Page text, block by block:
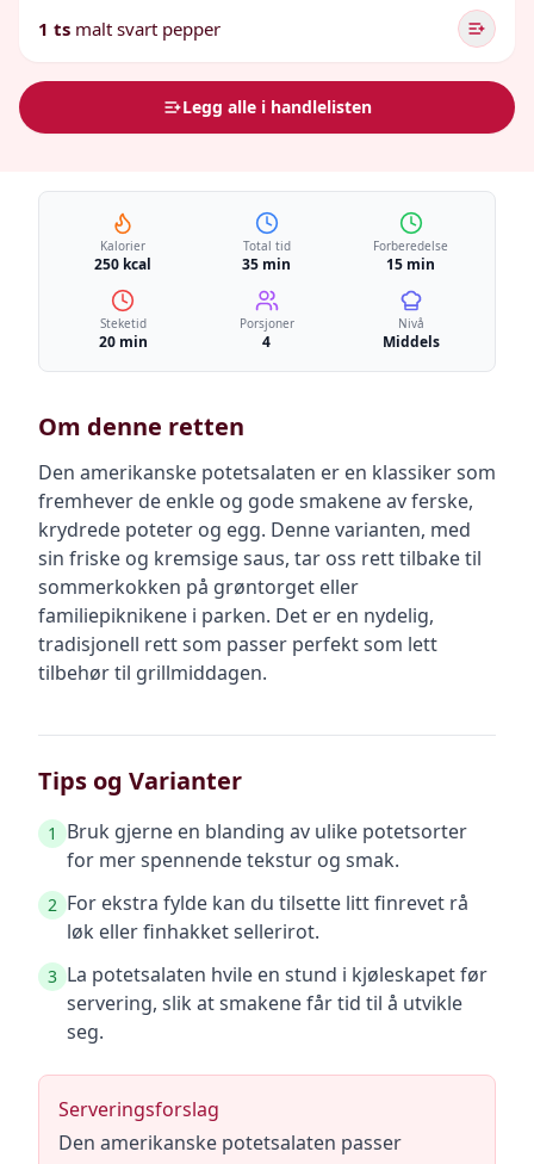
1 ts malt svart pepper
Legg alle i handlelisten
Kalorier
250 kcal
Total tid
35 min
Forberedelse
15 min
Steketid
20 min
Porsjoner
4
Nivå
Middels
Om denne retten
Den amerikanske potetsalaten er en klassiker som
fremhever de enkle og gode smakene av ferske,
krydrede poteter og egg. Denne varianten, med
sin friske og kremsige saus, tar oss rett tilbake til
sommerkokken på grøntorget eller
familiepiknikene i parken. Det er en nydelig,
tradisjonell rett som passer perfekt som lett
tilbehør til grillmiddagen.
Tips og Varianter
1
Bruk gjerne en blanding av ulike potetsorter
for mer spennende tekstur og smak.
2 For ekstra fylde kan du tilsette litt finrevet rå
løk eller finhakket sellerirot.
3 La potetsalaten hvile en stund i kjøleskapet før
servering, slik at smakene får tid til å utvikle
seg.
Serveringsforslag
Den amerikanske potetsalaten passer